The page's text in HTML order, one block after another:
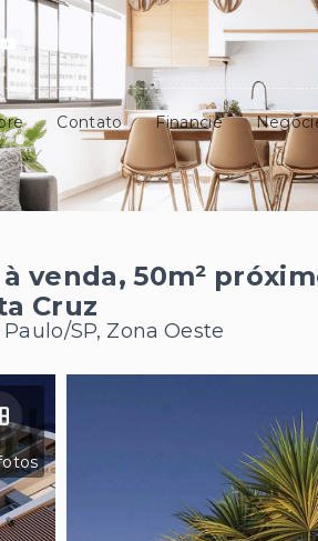
Contato Financie
venda, 50m²
Cruz
SP, Zona Oeste